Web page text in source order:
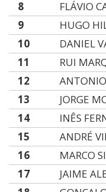
8
FLÁVIO
9
HUGO
10
DANIEL
11
RUI
12
13
JORGE
14
INÊS
15
ANDRÉ
16
MARCO
17
JAIME